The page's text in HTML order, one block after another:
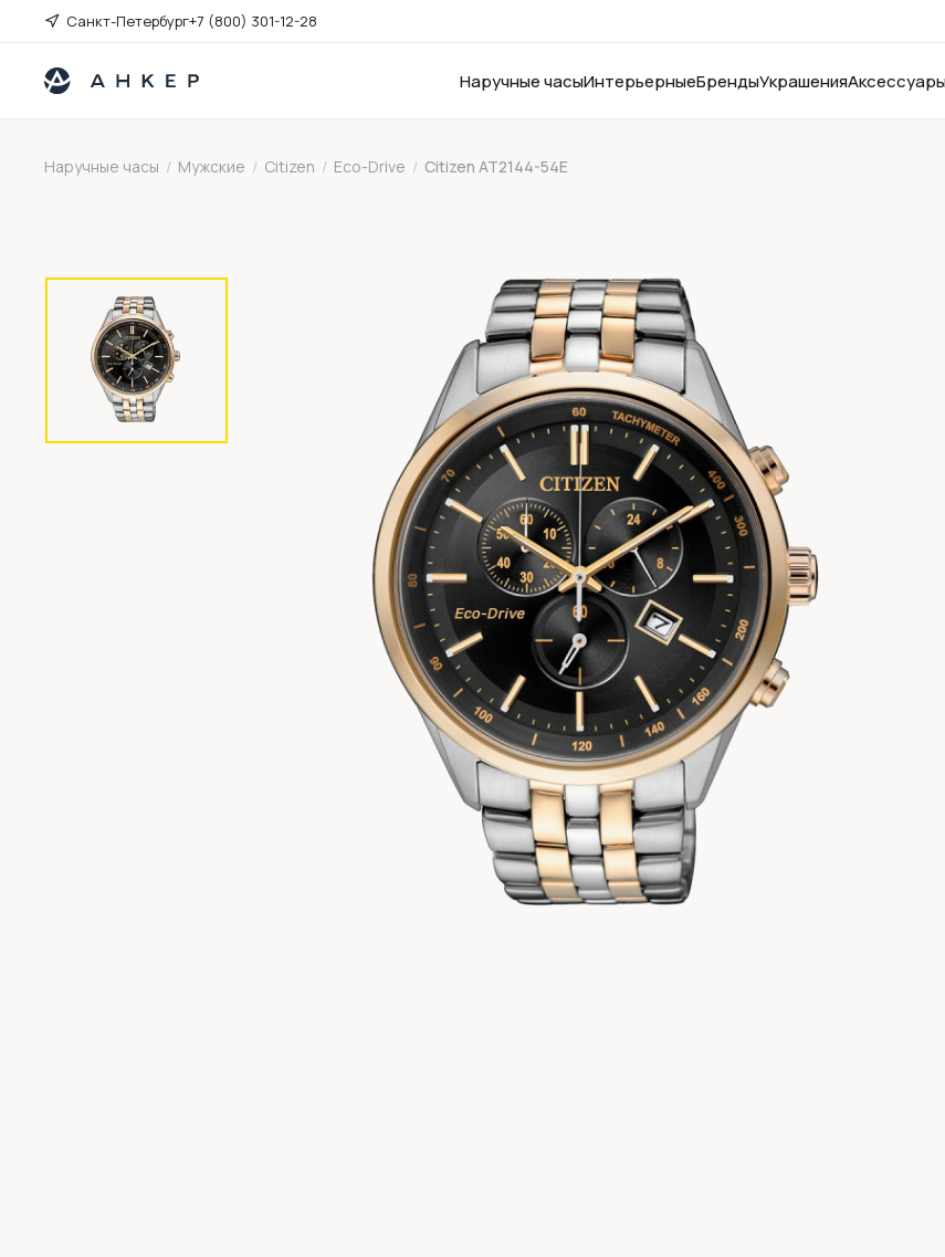
Санкт-Петербург+7 (800) 301-12-28
Наручные часыИнтерьерныеБрендыУкрашения
Наручные часы / Мужские / Citizen / Eco-Drive / Citizen AT2144-54E